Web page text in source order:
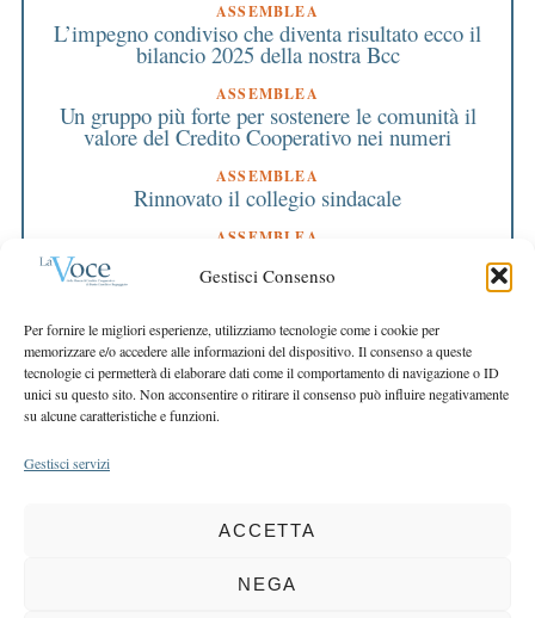
Gestisci Consenso
Per fornire le migliori esperienze, utilizziamo tecnologie come i cookie per
memorizzare e/o accedere alle informazioni del dispositivo. Il consenso a queste
tecnologie ci permetterà di elaborare dati come il comportamento di navigazione o ID
unici su questo sito. Non acconsentire o ritirare il consenso può influire negativamente
su alcune caratteristiche e funzioni.
Gestisci servizi
ACCETTA
NEGA
ASSEMBLEA
L’impegno condiviso che diventa risultato ecco il
bilancio 2025 della nostra Bcc
ASSEMBLEA
Un gruppo più forte per sostenere le comunità il
valore del Credito Cooperativo nei numeri
ASSEMBLEA
Rinnovato il collegio sindacale
ASSEMBLEA
Bilancio approvato all’unanimità e 2 milioni
destinati al territorio
EDITORIALE DIRETTORE
Crescere restando riconoscibili
EDITORIALE PRESIDENTE
Costruire futuro insieme
COPYRIGHT 2025 LA VOCE |PRIVACY
BCC DI BUSTO GAROLFO E BUGUGGIATE